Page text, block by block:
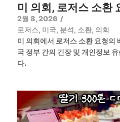
미 의회, 로저스 소환
2월 8, 2026 /
로저스, 미국, 분석, 소환, 의회
미 의회에서 로저스 소환 요청의
국 정부 간의 긴장 및 개인정보
다.